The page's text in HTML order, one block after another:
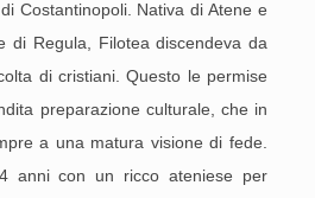
Costantinopoli. Nativa di Atene e
di Regula, Filotea discendeva da
di cristiani. Questo le permise
preparazione culturale, che in
a una matura visione di fede.
anni con un ricco ateniese per